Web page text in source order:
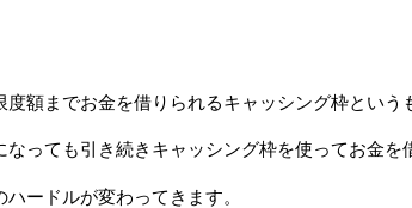
額までお金を借りられるキャッシング枠という
っても引き続きキャッシング枠を使ってお金を
ードルが変わってきます。